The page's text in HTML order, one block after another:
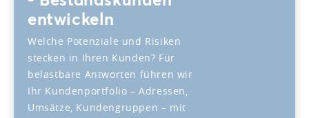
entwickeln
Welche Potenziale und Risiken
stecken in Ihren Kunden? Für
belastbare Antworten führen wir
Ihr Kundenportfolio – Adressen,
Umsätze, Kundengruppen – mit